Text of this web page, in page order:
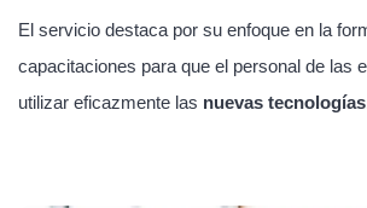
El servicio destaca por su enfoque en la
capacitaciones para que el personal de las
utilizar eficazmente las nuevas tecnologías